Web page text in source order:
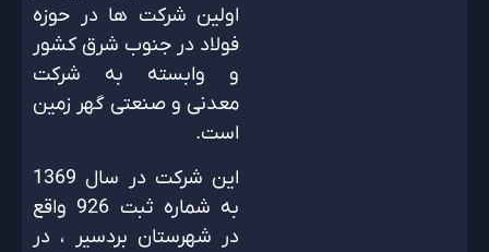
اولین شرکت ها در حوزه
فولاد در جنوب شرق کشور
و وابسته به شرکت
معدنی و صنعتی گهر زمین
است.
این شرکت در سال 1369
به شماره ثبت 926 واقع
در شهرستان بردسیر ، در